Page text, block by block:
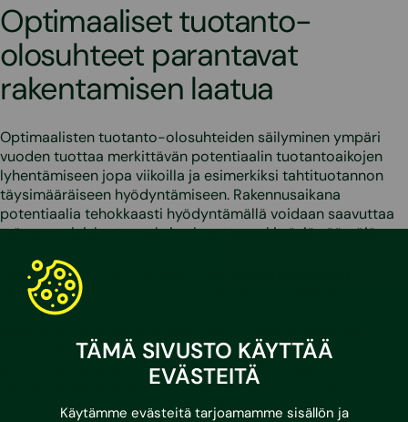
TÄMÄ SIVUSTO KÄYTTÄÄ
EVÄSTEITÄ
Käytämme evästeitä tarjoamamme sisällön ja
Optimaaliset tuotanto-
olosuhteet parantavat
rakentamisen laatua
Optimaalisten tuotanto-olosuhteiden säilyminen ympäri
vuoden tuottaa merkittävän potentiaalin tuotantoaikojen
lyhentämiseen jopa viikoilla ja esimerkiksi tahtituotannon
täysimääräiseen hyödyntämiseen. Rakennusaikana
potentiaalia tehokkaasti hyödyntämällä voidaan saavuttaa
työmaan yleiskustannuksien kautta merkittäviä säästöjä.
”Geolo-työmaajärjestelmän avulla rakennuskohteen
ilmankosteutta ja lämpötilaa voidaan suunnitellusti seurata,
hallita ja ohjata etänä, ja näin välttyä ikäviltä yllätyksiltä
lämmityskalusto mahdollistaa energian optimaalisen käytön,
mikä laskee omalta osaltaan CO2-päästöjä merkittävästi.
Oikean olosuhteen merkitys rakentamisessa on ollut
vahvasti esillä viimeaikaisissa tutkimuksissa ja